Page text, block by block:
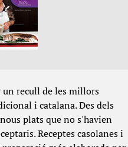
recull de les millors
i catalana. Des dels
plats que no s'havien
Receptes casolanes i